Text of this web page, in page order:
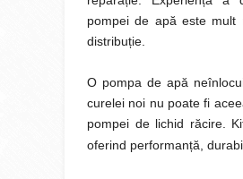
pompei de apă este mult
distribuție.
O pompa de apă
curelei noi nu poate fi
pompei de lichid răcire.
oferind performanță,